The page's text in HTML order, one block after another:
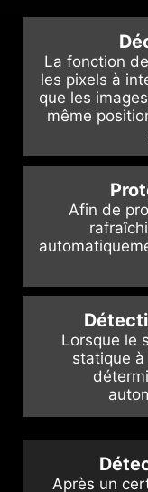
basse
pour une
La fonction
les pixels à
que les
même
Afin de
Lorsque le
statique
Après un